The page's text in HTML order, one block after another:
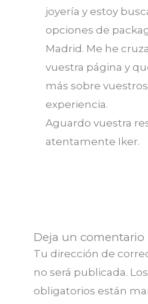
joyería y estoy
opciones de
Madrid. Me he
vuestra página y
más sobre
experiencia.
Aguardo vuestra
atentamente Iker.
Deja un comentario
Tu dirección de
no será publicada.
obligatorios están